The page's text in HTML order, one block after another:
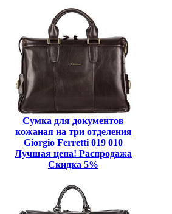
Сумка для документов
кожаная на три отделения
Giorgio Ferretti 019 010
Лучшая цена! Распродажа
Скидка 5%